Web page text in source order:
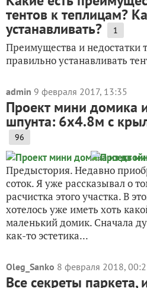
тентов к теплицам?
устанавливать? 1
Преимущества и недостатки
правильно устанавливать
admin 9 февраля 2017, 13:35
Проект мини домика
шпунта: 6х4.8м с
96
Предыстория. Недавно
соток. Я уже рассказывал о
расчистка этого участка. В
хотелось уже иметь хоть
маленький домик. Сначала
как-то эстетика...
Oleg_Sanko 8 февраля 2018,
Все секреты паркета,